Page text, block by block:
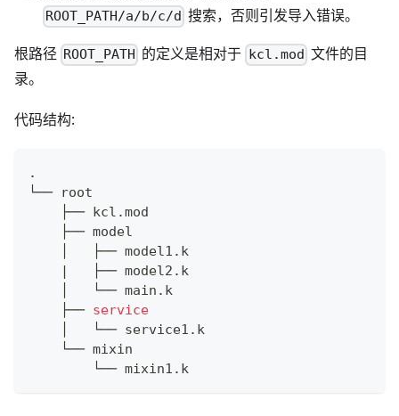
ROOT_PATH/a/b/c/d 搜索，否则引发导入错误。
根路径 ROOT_PATH 的定义是相对于 kcl.mod 文件的目
录。
代码结构:
.
└── root
    ├── kcl.mod
    ├── model
    │   ├── model1.k
|
   ├── model2.k
    │   └── main.k
    ├──
service
    │   └── service1.k
    └── mixin
        └── mixin1.k